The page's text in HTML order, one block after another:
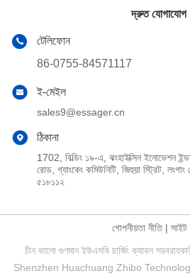
দ্রুত যোগাযোগ
টেলিফোন
86-0755-84571117
ই-মেইল
sales9@essager.cn
ঠিকানা
1702, বিল্ডিং ১৯-এ, ঝংহাইক্সিন ইনোভেশন
রোড, গ্যাংকেং কমিউনিটি, জিহুয়া স্ট্রিট,
৫১৮১১২
গোপনীয়তা নীতি| সাইট
চীন ভালো গুণমান ইউএসবি চার্জিং ক্যাবল
Shenzhen Huachuang Zhibo